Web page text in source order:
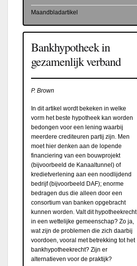
Maandbladartikel
Bankhypotheek in
gezamenlijk verband
P. Brown
In dit artikel wordt bekeken in welke
vorm het beste hypotheek kan worden
bedongen voor een lening waarbij
meerdere crediteuren partij zijn. Men
moet hier denken aan de lopende
financiering van een bouwprojekt
(bijvoorbeeld de Kanaaltunnel) of
kredietverlening aan een noodlijdend
bedrijf (bijvoorbeeld DAF); enorme
bedragen dus die alleen door een
consortium van banken opgebracht
kunnen worden. Valt dit hypotheekrecht
in een wettelijke gemeenschap? Zo ja,
wat zijn de problemen die zich daarbij
voordoen, vooral met betrekking tot het
bankhypotheekrecht? Zijn er
alternatieven voor de praktijk?